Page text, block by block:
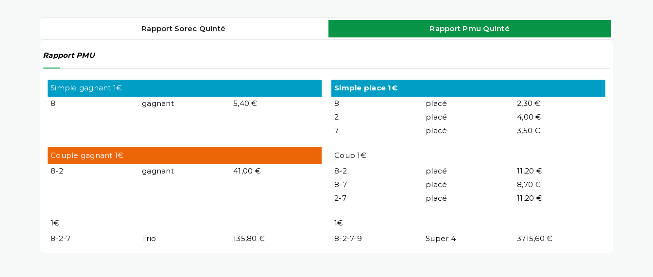
Rapport Sorec Quinté Rapport Pmu Quinté
Rapport PMU
Simple gagnant 1€
8
gagnant 5,40 €
Simple place 1€
8
placé
2,30 €
2
placé
4,00 €
7
placé 3,50 €
Couple gagnant 1€
8-2
gagnant 41,00 €
Coup 1€
8-2
placé
11,20 €
8-7
placé
8,70 €
2-7
placé 11,20 €
1€
8-2-7
Trio 135,80 €
1€
8-2-7-9
Super 4 3715,60 €